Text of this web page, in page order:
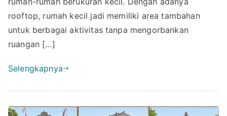
Super
rooftop, rumah kecil jadi memiliki area tambahan
untuk berbagai aktivitas tanpa mengorbankan
ruangan […]
Selengkapnya